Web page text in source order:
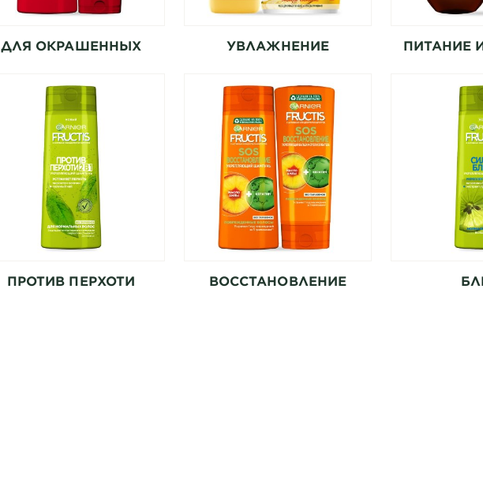
ДЛЯ ОКРАШЕННЫХ
УВЛАЖНЕНИЕ ПИТАНИЕ
ПРОТИВ ПЕРХОТИ ВОССТАНОВЛЕНИЕ